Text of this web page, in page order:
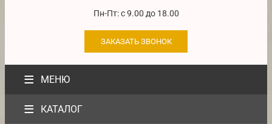
Пн-Пт: с 9.00 до 18.00
ЗАКАЗАТЬ ЗВОНОК
≡ МЕНЮ
≡ КАТАЛОГ